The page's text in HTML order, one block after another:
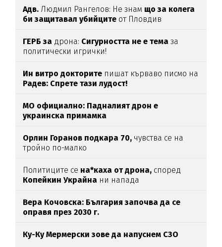
Адв. Людмил Рангелов: Не знам що за колега
би защитавал убийците от Пловдив
ГЕРБ за дрона: Сигурността не е темаза
политически игрички!
Ин витро докторите пишат кърваво писмо на
Радев: Спрете тази лудост!
МО официално: Падналият дрон е
украинска примамка
Орлин Горанов подкара 70, чувства се на
тройно по-малко
Политиците се на*каха от дрона, според
Копейкин Украйна ни напада
Вера Кочовска: България започва да се
оправя през 2030 г.
Ку-Ку Мермерски зове да напуснем СЗО